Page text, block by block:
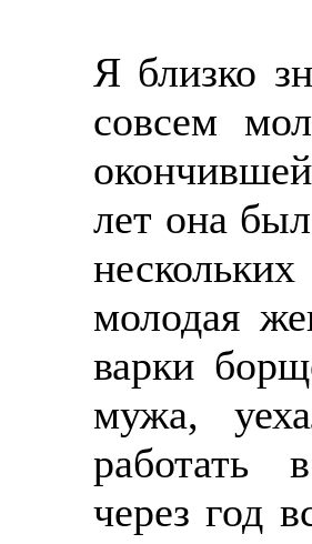
Я близко
совсем
лет она
молодая
варки
мужа,
работать
через год